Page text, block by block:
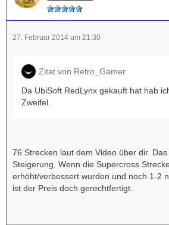
27. Februar 2014 um 21:30
Zitat von Retro_Gamer
Da UbiSoft RedLynx gekauft hat hab
Zweifel.
76 Strecken laut dem Video über dir.
Steigerung. Wenn die Supercross
erhöht/verbessert wurden und noch 1-2
ist der Preis doch gerechtfertigt.